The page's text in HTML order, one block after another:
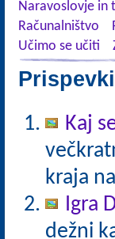
Naravoslovje in
Računalništvo
Učimo se učiti
Kaj
kraja
Igra
dežni